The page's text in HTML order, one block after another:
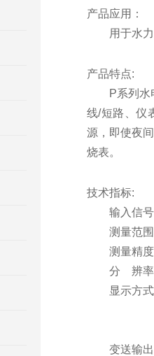
产品应用：
用于水
产品特点:
P系列
线/短路、仪
源，即使夜
烧表。
技术指标:
输入信号
测量范围
测量精度
分 辨率：
显示方式
变送输出